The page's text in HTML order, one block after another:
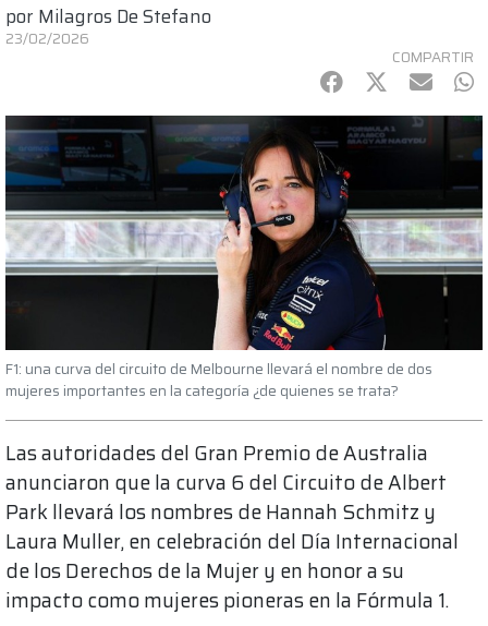
por Milagros De Stefano
23/02/2026
COMPARTIR
Facebook
Twitter
mail
F1: una curva del circuito de Melbourne llevará el nombre de dos
mujeres importantes en la categoría ¿de quienes se trata?
Las autoridades del Gran Premio de Australia
anunciaron que la curva 6 del Circuito de Albert
Park llevará los nombres de Hannah Schmitz y
Laura Muller, en celebración del Día Internacional
de los Derechos de la Mujer y en honor a su
impacto como mujeres pioneras en la Fórmula 1.